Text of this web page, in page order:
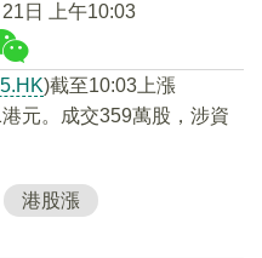
日 上午10:03
)截至10:03上漲
元。成交359萬股，涉資
港股漲